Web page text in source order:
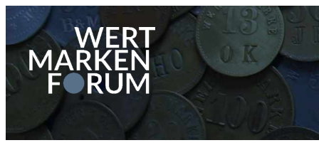
Zum
Inhalt
springen